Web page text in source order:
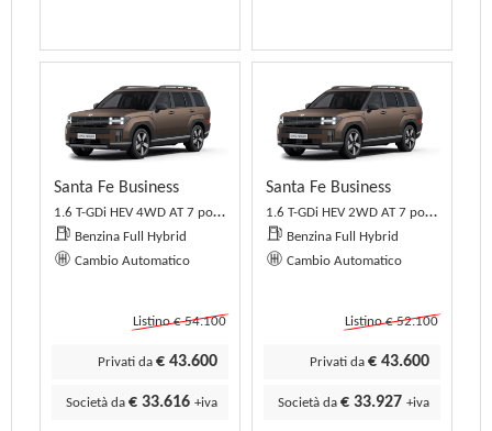
Santa Fe Business
1.6 T-GDi HEV 4WD AT 7 posti Business
Benzina Full Hybrid
Cambio Automatico
Listino € 54.100
Privati da € 43.600
Società da € 33.616 +iva
Santa Fe Business
1.6 T-GDi HEV 2WD AT 7 posti Business
Benzina Full Hybrid
Cambio Automatico
Listino € 52.100
Privati da € 43.600
Società da € 33.927 +iva